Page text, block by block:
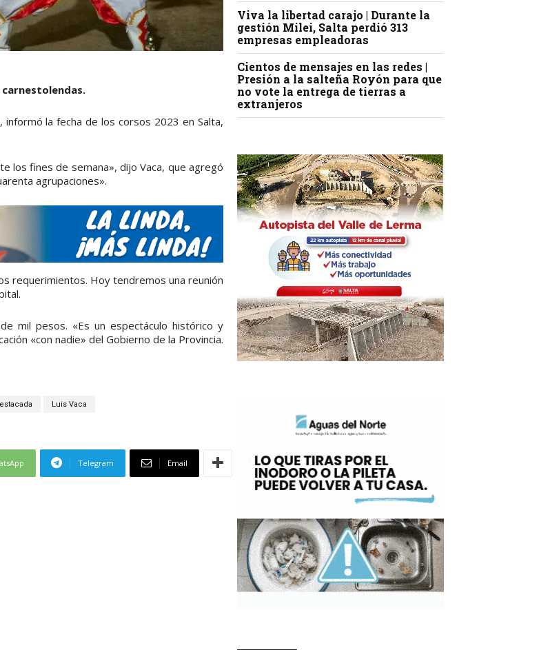
la fecha de los corsos 2023 en Salta,
los fines de semana», dijo Vaca, que agregó
agrupaciones».
requerimientos. Hoy tendremos una reunión
mil pesos. «Es un espectáculo histórico y
«con nadie» del Gobierno de la Provincia.
Luis Vaca
Telegram Email
Viva la libertad carajo | Durante la
gestión Milei, Salta perdió 313
empresas empleadoras
Cientos de mensajes en las redes |
Presión a la salteña Royón para que
no vote la entrega de tierras a
extranjeros